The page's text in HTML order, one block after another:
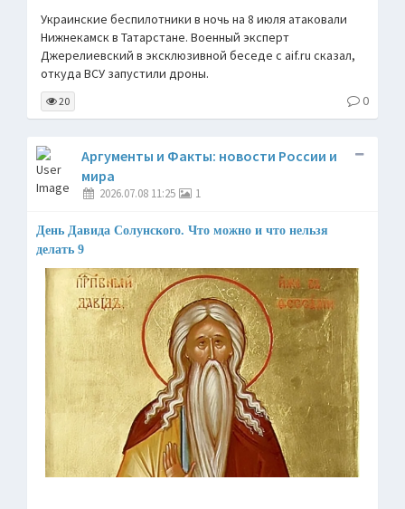
Украинские беспилотники в ночь на 8 июля атаковали
Нижнекамск в Татарстане. Военный эксперт
Джерелиевский в эксклюзивной беседе с aif.ru сказал,
откуда ВСУ запустили дроны.
20 0
Аргументы и Факты: новости России и
мира
2026.07.08 11:25 1
День Давида Солунского. Что можно и что нельзя
делать 9